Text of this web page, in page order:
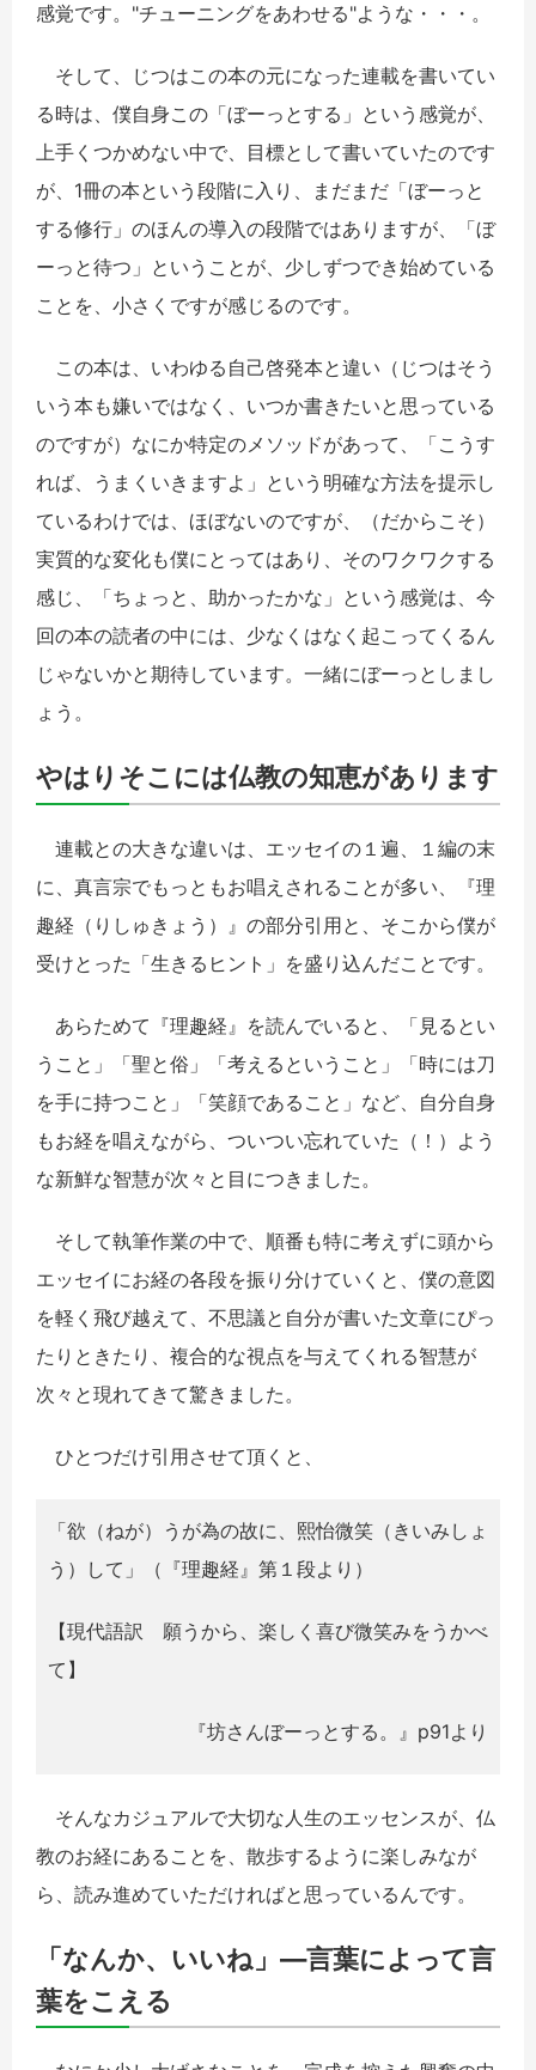
感覚です。"チューニングをあわせる"ような・・・。
そして、じつはこの本の元になった連載を書いてい
る時は、僕自身この「ぼーっとする」という感覚が、
上手くつかめない中で、目標として書いていたのです
が、1冊の本という段階に入り、まだまだ「ぼーっと
する修行」のほんの導入の段階ではありますが、「ぼ
ーっと待つ」ということが、少しずつでき始めている
ことを、小さくですが感じるのです。
この本は、いわゆる自己啓発本と違い（じつはそう
いう本も嫌いではなく、いつか書きたいと思っている
のですが）なにか特定のメソッドがあって、「こうす
れば、うまくいきますよ」という明確な方法を提示し
ているわけでは、ほぼないのですが、（だからこそ）
実質的な変化も僕にとってはあり、そのワクワクする
感じ、「ちょっと、助かったかな」という感覚は、今
回の本の読者の中には、少なくはなく起こってくるん
じゃないかと期待しています。一緒にぼーっとしまし
ょう。
やはりそこには仏教の知恵があります
連載との大きな違いは、エッセイの１遍、１編の末
に、真言宗でもっともお唱えされることが多い、『理
趣経（りしゅきょう）』の部分引用と、そこから僕が
受けとった「生きるヒント」を盛り込んだことです。
あらためて『理趣経』を読んでいると、「見るとい
うこと」「聖と俗」「考えるということ」「時には刀
を手に持つこと」「笑顔であること」など、自分自身
もお経を唱えながら、ついつい忘れていた（！）よう
な新鮮な智慧が次々と目につきました。
そして執筆作業の中で、順番も特に考えずに頭から
エッセイにお経の各段を振り分けていくと、僕の意図
を軽く飛び越えて、不思議と自分が書いた文章にぴっ
たりときたり、複合的な視点を与えてくれる智慧が
次々と現れてきて驚きました。
ひとつだけ引用させて頂くと、
「欲（ねが）うが為の故に、熙怡微笑（きいみしょ
う）して」（『理趣経』第１段より）
【現代語訳 願うから、楽しく喜び微笑みをうかべ
て】
『坊さんぼーっとする。』p91より
そんなカジュアルで大切な人生のエッセンスが、仏
教のお経にあることを、散歩するように楽しみなが
ら、読み進めていただければと思っているんです。
「なんか、いいね」―言葉によって言
葉をこえる